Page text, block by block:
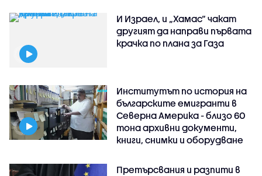
И Израел, и „Хамас“ чакат
другият да направи първата
крачка по плана за Газа
Институтът по история на
българските емигранти в
Северна Америка - близо 60
тона архивни документи,
книги, снимки и оборудване
Претърсвания и разпити в